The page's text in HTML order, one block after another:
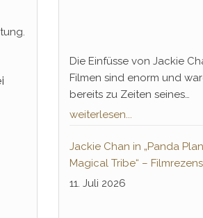
Die Einfüsse von Jackie
Filmen sind enorm und
bereits zu Zeiten seines
Durchbruchs 1978. „Die
Adlers“ und „Sie nannten
Knochenbrecher“ ebneten
nur die Jahrzehnte
weiterlesen...
Jackie Chan in „Panda
Magical Tribe“ –
zur deutschsprachigen
11. Juli 2026